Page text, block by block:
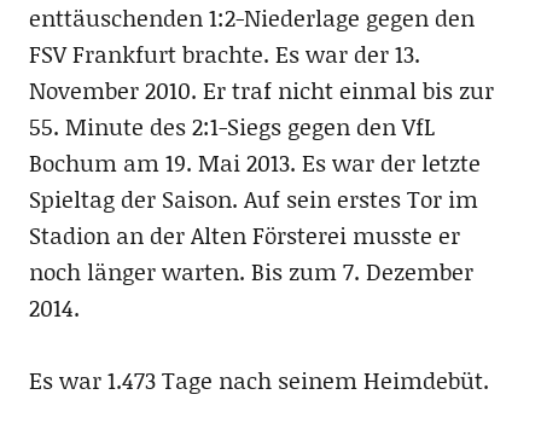
enttäuschenden 1:2-Niederlage gegen den
FSV Frankfurt brachte. Es war der 13.
November 2010. Er traf nicht einmal bis zur
55. Minute des 2:1-Siegs gegen den VfL
Bochum am 19. Mai 2013. Es war der letzte
Spieltag der Saison. Auf sein erstes Tor im
Stadion an der Alten Försterei musste er
noch länger warten. Bis zum 7. Dezember
2014.
Es war 1.473 Tage nach seinem Heimdebüt.